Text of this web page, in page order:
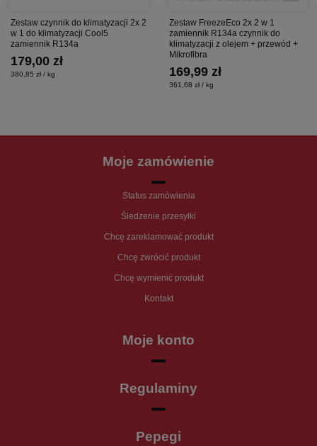
Zestaw czynnik do klimatyzacji 2x 2
w 1 do klimatyzacji Cool5
zamiennik R134a
179,00 zł
380,85 zł / kg
Zestaw FreezeEco 2x 2 w 1
zamiennik R134a czynnik do
klimatyzacji z olejem + przewód +
Mikrofibra
169,99 zł
361,68 zł / kg
Moje zamówienie
Status zamówienia
Śledzenie przesyłki
Chcę zareklamować produkt
Chcę zwrócić produkt
Chcę wymienić produkt
Kontakt
Moje konto
Regulaminy
Pepegi